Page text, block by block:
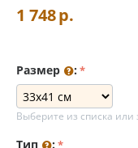
1 748р.
Размер :
Выберите из списка или
Тип :